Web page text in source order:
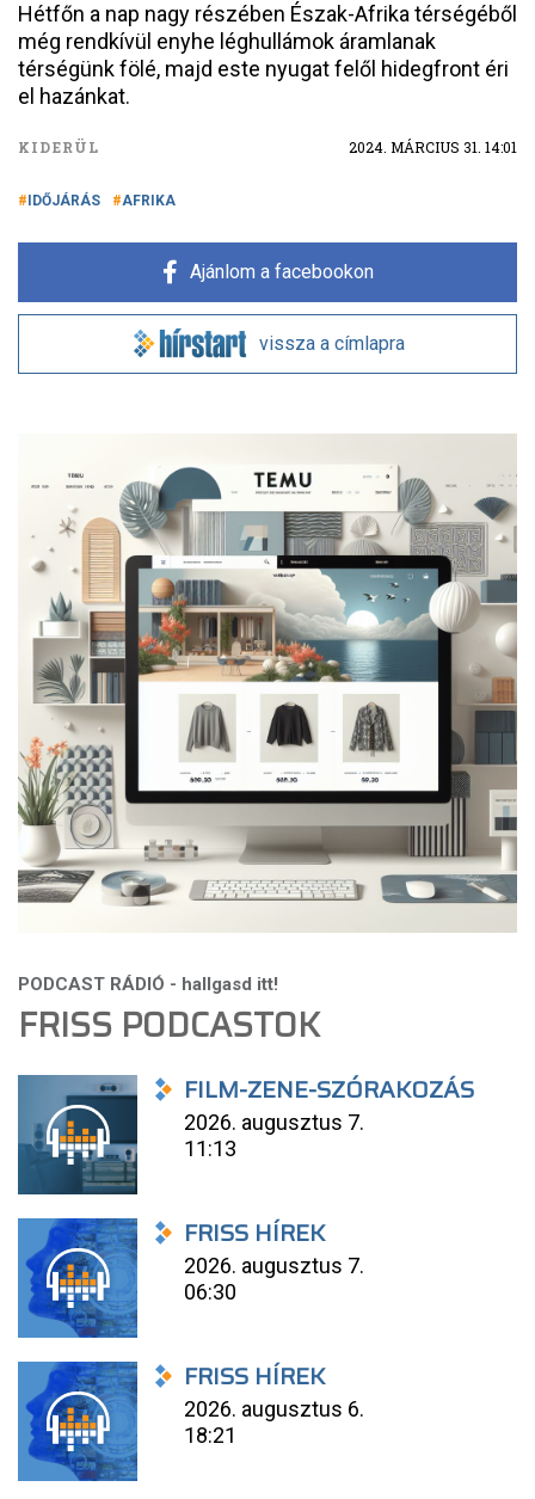
Hétfőn a nap nagy részében Észak-Afrika térségéből
még rendkívül enyhe léghullámok áramlanak
térségünk fölé, majd este nyugat felől hidegfront éri
el hazánkat.
KIDERÜL 2024. MÁRCIUS 31. 14:01
IDŐJÁRÁS AFRIKA
Ajánlom a facebookon
vissza a címlapra
FRISS PODCASTOK
FILM-ZENE-SZÓRAKOZÁS
2026. augusztus 7.
11:13
FRISS HÍREK
2026. augusztus 7.
06:30
FRISS HÍREK
2026. augusztus 6.
18:21